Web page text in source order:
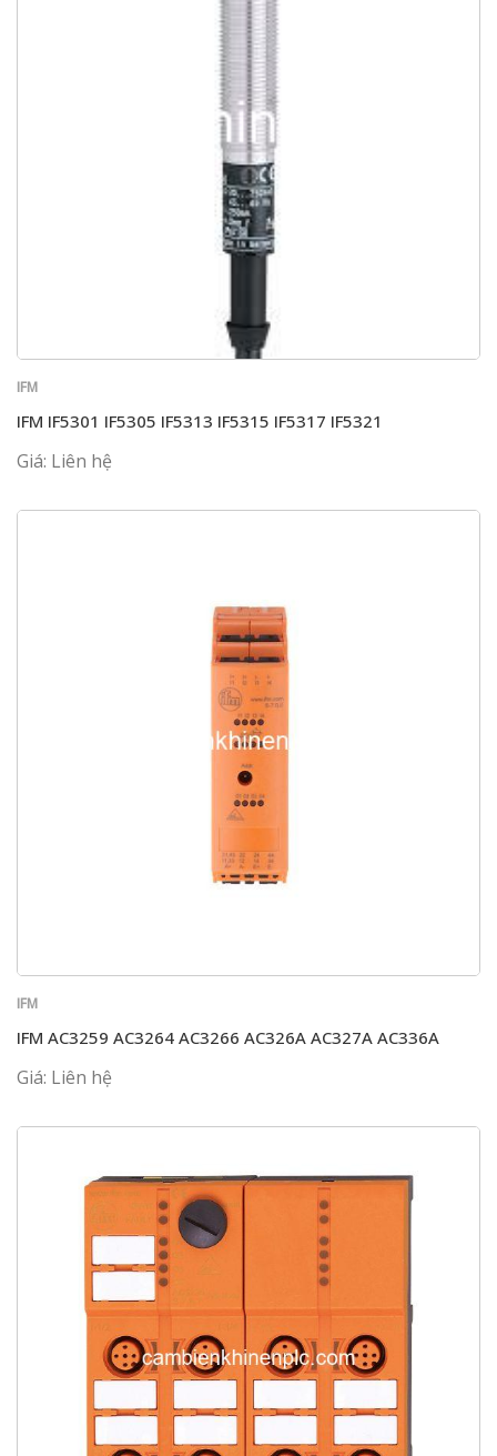
IFM
IFM IF5301 IF5305 IF5313 IF5315 IF5317 IF5321
Giá: Liên hệ
IFM
IFM AC3259 AC3264 AC3266 AC326A AC327A AC336A
Giá: Liên hệ